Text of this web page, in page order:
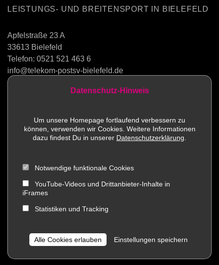
LEISTUNGS- UND BREITENSPORT IN BIELEFELD
Apfelstraße 23 A
33613 Bielefeld
Telefon: 0521 521 463 6
info@telekom-postsv-bielefeld.de
Sportstätten
Social Media
Datenschutz-Hinweis
Um unsere Homepage fortlaufend verbessern zu
können, verwenden wir Cookies. Weitere Informationen
dazu findest Du in unserer Datenschutzerklärung
Notwendige funktionale Cookies
YouTube-Videos und Drittanbieter-Inhalte in
iFrames
Statistiken und Tracking
Alle Cookies erlauben Einstellungen speichern